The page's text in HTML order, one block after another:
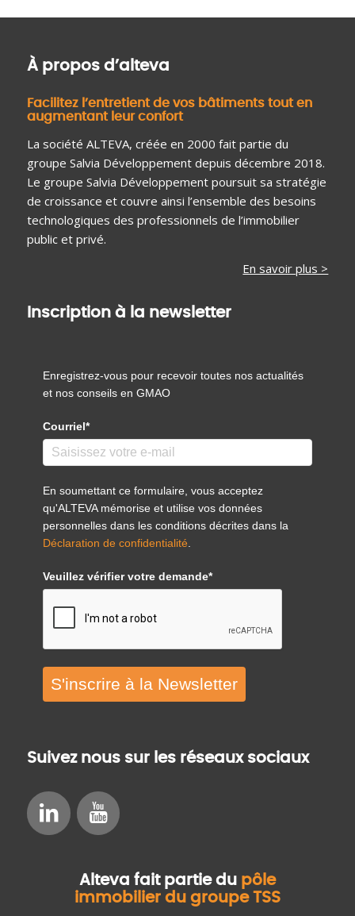
À propos d’alteva
Facilitez l’entretient de vos bâtiments tout en
augmentant leur confort
La société ALTEVA, créée en 2000 fait partie du
groupe Salvia Développement depuis décembre 2018.
Le groupe Salvia Développement poursuit sa stratégie
de croissance et couvre ainsi l’ensemble des besoins
technologiques des professionnels de l’immobilier
public et privé.
En savoir plus >
Inscription à la newsletter
Enregistrez-vous pour recevoir toutes nos actualités
et nos conseils en GMAO
Courriel*
En soumettant ce formulaire, vous acceptez
qu'ALTEVA mémorise et utilise vos données
personnelles dans les conditions décrites dans la
Déclaration de confidentialité
Veuillez vérifier votre demande*
S'inscrire à la Newsletter
Suivez nous sur les réseaux sociaux
Alteva fait partie du pôle
immobilier du groupe TSS